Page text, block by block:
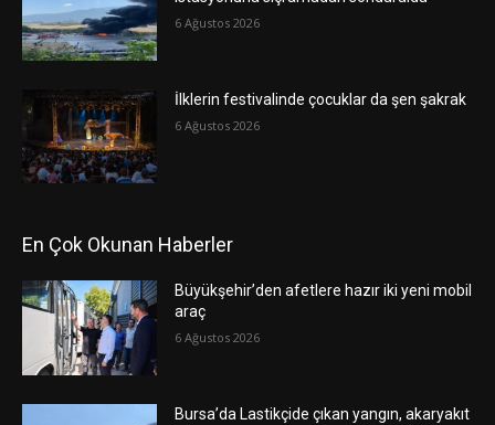
6 Ağustos 2026
İlklerin festivalinde çocuklar da şen şakrak
6 Ağustos 2026
En Çok Okunan Haberler
Büyükşehir’den afetlere hazır iki yeni mobil
araç
6 Ağustos 2026
Bursa’da Lastikçide çıkan yangın, akaryakıt